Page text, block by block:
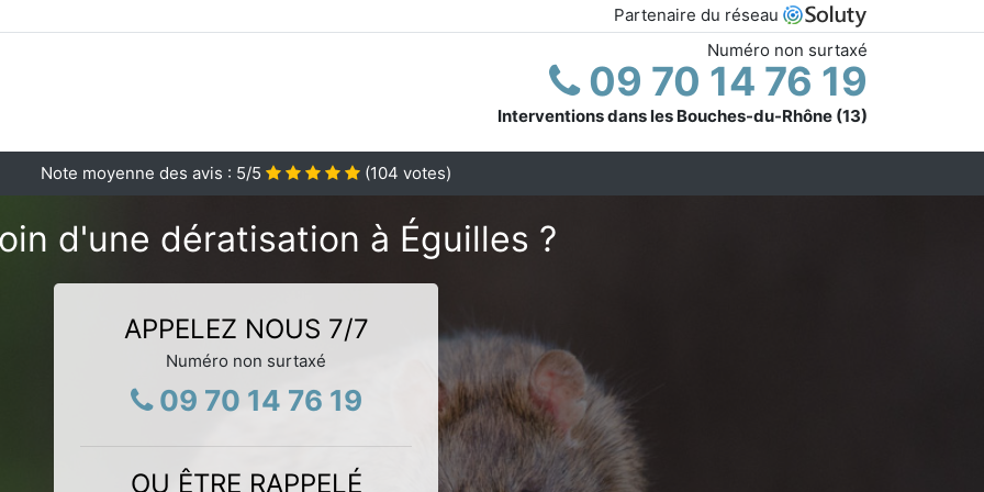
Partenaire du réseau
Numéro non surtaxé
09 70 14 76 19
Interventions dans les Bouches-du-Rhône (13)
Note moyenne des avis : 5/5 (104 votes)
d'une dératisation à Éguilles ?
APPELEZ NOUS 7/7
Numéro non surtaxé
09 70 14 76 19
OU ÊTRE RAPPELÉ